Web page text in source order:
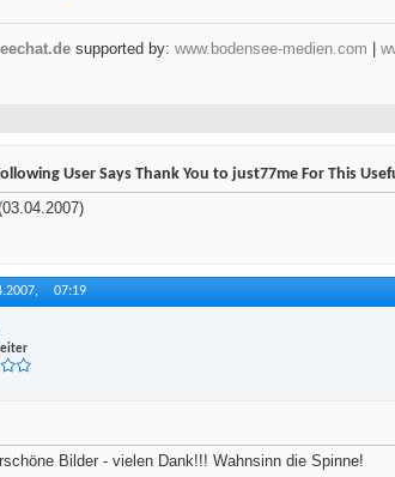
supported by: www.bodensee-medien.com
User Says Thank You to just77me For This
07:19
Bilder - vielen Dank!!! Wahnsinn die Spinne!